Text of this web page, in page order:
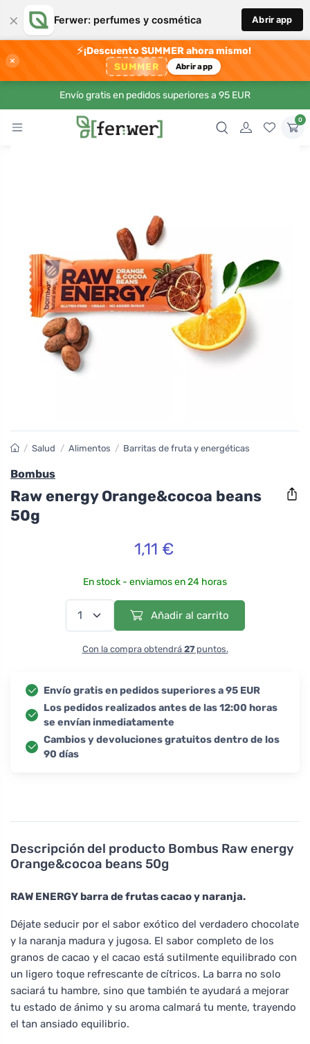
× Ferwer: perfumes y cosmética Abrir app
×
⚡¡Descuento SUMMER ahora mismo!
SUMMER Abrir app
Envío gratis en pedidos superiores a 95 EUR
0
Descripción del producto Bombus Raw energy
Orange&cocoa beans 50g
RAW ENERGY barra de frutas cacao y naranja.
Déjate seducir por el sabor exótico del verdadero chocolate
y la naranja madura y jugosa. El sabor completo de los
granos de cacao y el cacao está sutilmente equilibrado con
un ligero toque refrescante de cítricos. La barra no solo
saciará tu hambre, sino que también te ayudará a mejorar
tu estado de ánimo y su aroma calmará tu mente, trayendo
el tan ansiado equilibrio.
/ Salud / Alimentos / Barritas de fruta y energéticas
Bombus
Raw energy Orange&cocoa beans
50g
1,11 €
En stock - enviamos en 24 horas
Añadir al carrito
Con la compra obtendrá 27puntos.
Envío gratis en pedidos superiores a 95 EUR
Los pedidos realizados antes de las 12:00 horas
se envían inmediatamente
Cambios y devoluciones gratuitos dentro de los
90 días